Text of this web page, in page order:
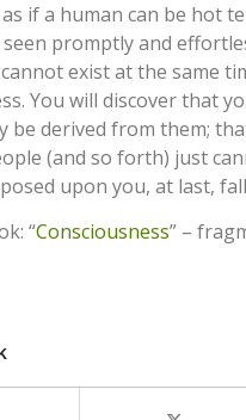
if a human can be hot
promptly and
exist at the same
You will discover that
be derived from them;
(and so forth) just
upon you, at last,
“Consciousness” –